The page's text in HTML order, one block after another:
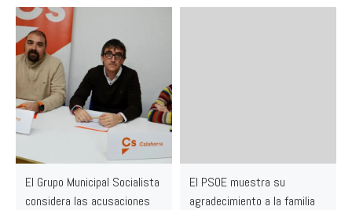
El Grupo Municipal Socialista
considera las acusaciones
El PSOE muestra su
agradecimiento a la familia